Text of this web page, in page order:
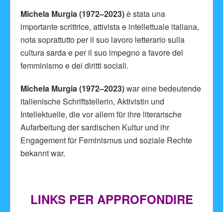
Michela Murgia (1972–2023)è stata una
importante scrittrice, attivista e intellettuale italiana,
nota soprattutto per il suo lavoro letterario sulla
cultura sarda e per il suo impegno a favore del
femminismo e dei diritti sociali.
Michela Murgia (1972–2023)war eine bedeutende
italienische Schriftstellerin, Aktivistin und
Intellektuelle, die vor allem für ihre literarische
Aufarbeitung der sardischen Kultur und ihr
Engagement für Feminismus und soziale Rechte
bekannt war.
LINKS PER APPROFONDIRE